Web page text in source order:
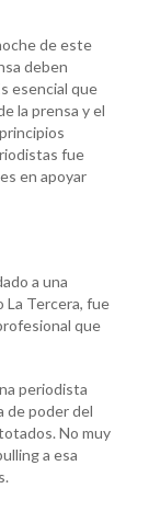
de este
deben
esencial que
la prensa y el
fue
en apoyar
a una
La Tercera, fue
que
periodista
de poder del
No muy
a esa